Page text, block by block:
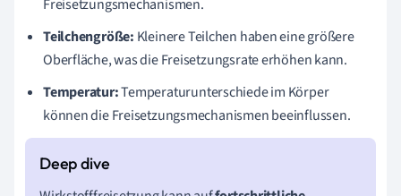
Freisetzungsmechanismen.
Teilchengröße: Kleinere Teilchen haben eine größere
Oberfläche, was die Freisetzungsrate erhöhen kann.
Temperatur:Temperaturunterschiede im Körper
können die Freisetzungsmechanismen beeinflussen.